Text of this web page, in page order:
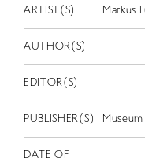
JP
EN
ARTIST(S) Markus
AUTHOR(S)
EDITOR(S)
PUBLISHER(S)
DATE OF